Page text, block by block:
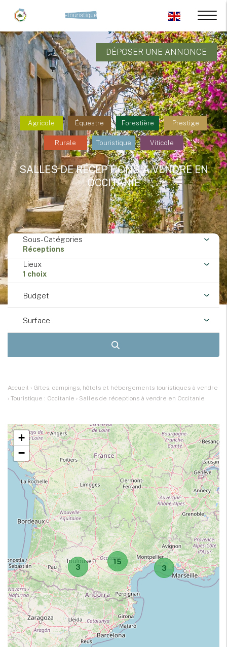
DÉPOSER UNE ANNONCE
Agricole Équestre Forestière Prestige
Rurale Touristique Viticole
SALLES DE RÉCEPTIONS À VENDRE EN
OCCITANIE
Sous-Catégories
Réceptions
Lieux
1 choix
Budget
Surface
Accueil › Gîtes, campings, hôtels et hébergements touristiques à vendre
› Touristique : Occitanie › Salles de réceptions à vendre en Occitanie
3
3
15
+
−